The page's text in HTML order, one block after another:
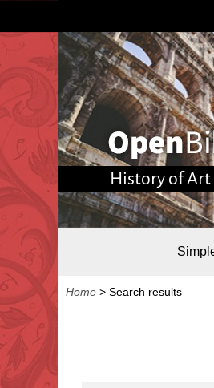
History of
Home > Search results